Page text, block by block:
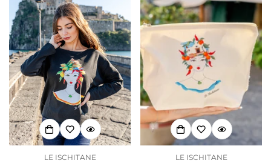
LE ISCHITANE LE ISCHITANE